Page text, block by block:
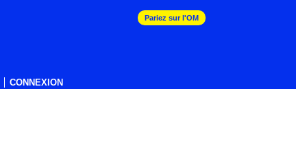
CONNEXION
Pariez sur l'OM